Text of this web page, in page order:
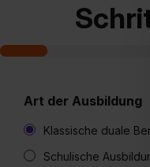
Art der Ausbildung
Klassische duale
Schulische